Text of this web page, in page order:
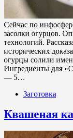
Сейчас по
засолки огурцов.
технологий.
исторических
огурцы солили
Ингредиенты для
— 5…
Заготовка
Квашеная